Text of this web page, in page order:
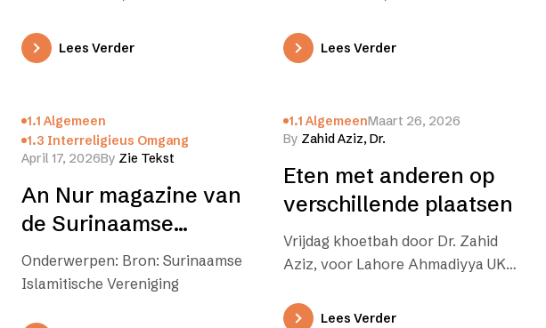
om gediend te worden behalve
Allah,en…
Lees Verder
om gediend te worden behalve
Allah,…
Lees Verder
1.1 Algemeen
1.3 Interreligieus Omgang
April 17, 2026By Zie Tekst
An Nur magazine van
de Surinaamse
Islamtische Vereniging
(SIV) – Ramadan
Onderwerpen: Bron: Surinaamse
Islamitische Vereniging
1.1 AlgemeenMaart 26, 2026
By Zahid Aziz, Dr.
Eten met anderen op
verschillende plaatsen
Vrijdag khoetbah door Dr. Zahid
Aziz, voor Lahore Ahmadiyya UK,
blaam op de blinde,…
Lees Verder